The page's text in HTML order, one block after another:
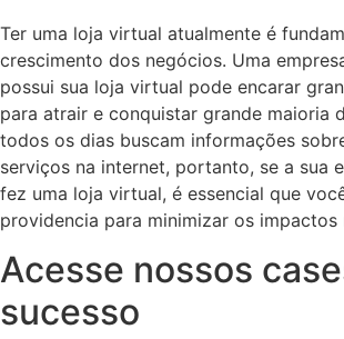
Ter uma loja virtual atualmente é
crescimento dos negócios. Uma
possui sua loja virtual pode encarar
para atrair e conquistar grande maioria
todos os dias buscam informações
serviços na internet, portanto, se a sua
fez uma loja virtual, é essencial que
providencia para minimizar os impactos
Acesse nossos
sucesso